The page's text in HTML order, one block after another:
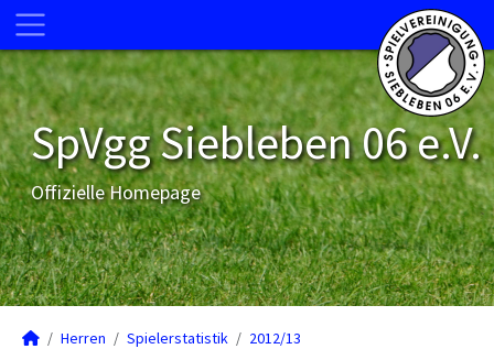
SpVgg Siebleben 06 e.V.
Offizielle Homepage
Herren Spielerstatistik
2012/13